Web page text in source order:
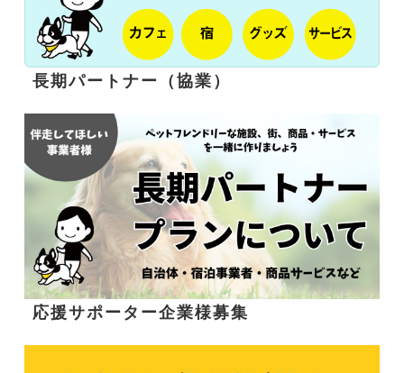
長期パートナー（協業）
応援サポーター企業様募集